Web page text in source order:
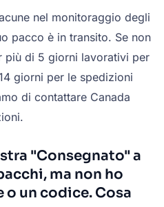
nel monitoraggio degli
pacco è in transito. Se non
più di 5 giorni lavorativi per
giorni per le spedizioni
di contattare Canada
"Consegnato" a
ma non ho
un codice. Cosa